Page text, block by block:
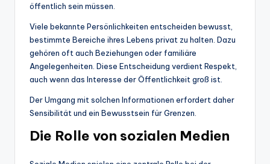
öffentlich sein müssen.
Viele bekannte Persönlichkeiten entscheiden bewusst,
bestimmte Bereiche ihres Lebens privat zu halten. Dazu
gehören oft auch Beziehungen oder familiäre
Angelegenheiten. Diese Entscheidung verdient Respekt,
auch wenn das Interesse der Öffentlichkeit groß ist.
Der Umgang mit solchen Informationen erfordert daher
Sensibilität und ein Bewusstsein für Grenzen.
Die Rolle von sozialen Medien